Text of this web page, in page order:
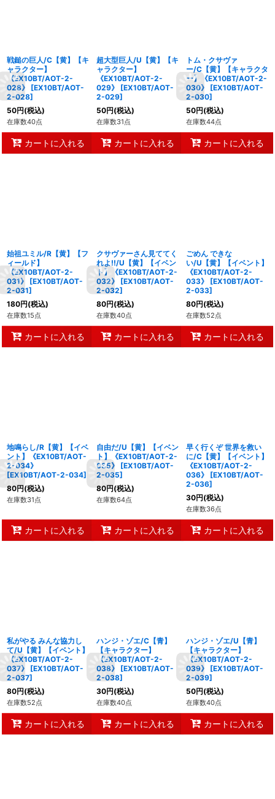
戦鎚の巨人/C【黄】【キ
ャラクター】
《EX10BT/AOT-2-
028》
[EX10BT/AOT-
2-028]
50円(税込)
在庫数40点
カートに入れる
超大型巨人/U【黄】【キ
ャラクター】
《EX10BT/AOT-2-
029》
[EX10BT/AOT-
2-029]
50円(税込)
在庫数31点
カートに入れる
トム・クサヴァ
ー/C【黄】【キャラクタ
ー】《EX10BT/AOT-2-
030》
[EX10BT/AOT-
2-030]
50円(税込)
在庫数44点
カートに入れる
始祖ユミル/R【黄】【フ
ィールド】
《EX10BT/AOT-2-
031》
[EX10BT/AOT-
2-031]
180円(税込)
在庫数15点
カートに入れる
クサヴァーさん見ててく
れよ!!/U【黄】【イベン
ト】《EX10BT/AOT-2-
032》
[EX10BT/AOT-
2-032]
80円(税込)
在庫数40点
カートに入れる
ごめん できな
い/U【黄】【イベント】
《EX10BT/AOT-2-
033》
[EX10BT/AOT-
2-033]
80円(税込)
在庫数52点
カートに入れる
地鳴らし/R【黄】【イベ
ント】《EX10BT/AOT-
2-034》
[EX10BT/AOT-2-034]
80円(税込)
在庫数31点
カートに入れる
自由だ/U【黄】【イベン
ト】《EX10BT/AOT-2-
035》
[EX10BT/AOT-
2-035]
80円(税込)
在庫数64点
カートに入れる
早く行くぞ 世界を救い
に/C【黄】【イベント】
《EX10BT/AOT-2-
036》
[EX10BT/AOT-
2-036]
30円(税込)
在庫数36点
カートに入れる
私がやる みんな協力し
て/U【黄】【イベント】
《EX10BT/AOT-2-
037》
[EX10BT/AOT-
2-037]
80円(税込)
在庫数52点
カートに入れる
ハンジ・ゾエ/C【青】
【キャラクター】
《EX10BT/AOT-2-
038》
[EX10BT/AOT-
2-038]
30円(税込)
在庫数40点
カートに入れる
ハンジ・ゾエ/U【青】
【キャラクター】
《EX10BT/AOT-2-
039》
[EX10BT/AOT-
2-039]
50円(税込)
在庫数40点
カートに入れる